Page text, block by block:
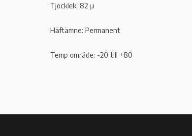
Tjocklek: 82 µ
Häftämne: Permanent
Temp område: -20 till +80